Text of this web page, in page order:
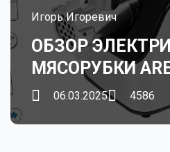
Игорь Игоревич
ОБЗОР
МЯСОРУБКИ
06.03.2025 4586